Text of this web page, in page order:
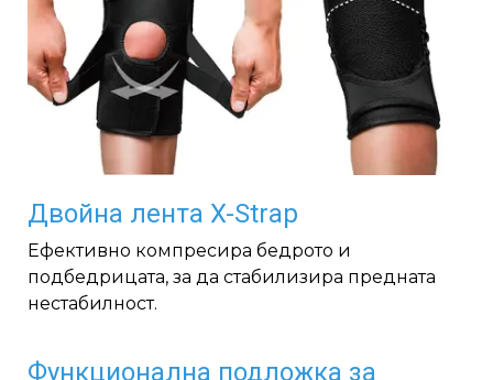
Двойна лента X-Strap
Ефективно компресира бедрото и
подбедрицата, за да стабилизира предната
нестабилност.
Функционална подложка за